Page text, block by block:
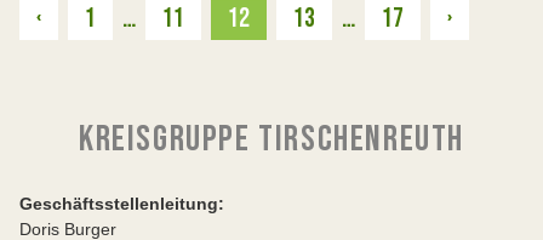
Zurück
‹ 1 … 11 12 13 … 17 ›Weiter
KREISGRUPPE TIRSCHENREUTH
Geschäftsstellenleitung:
Doris Burger